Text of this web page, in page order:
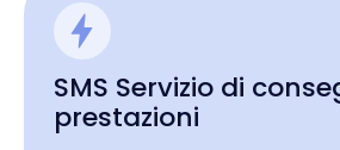
SMS Servizio di
prestazioni